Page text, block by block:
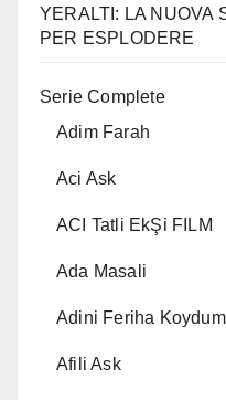
YERALTI: LA NUOVA
PER ESPLODERE
Serie Complete
Adim Farah
Aci Ask
ACI Tatli EkŞi FILM
Ada Masali
Adini Feriha Koydum
Afili Ask